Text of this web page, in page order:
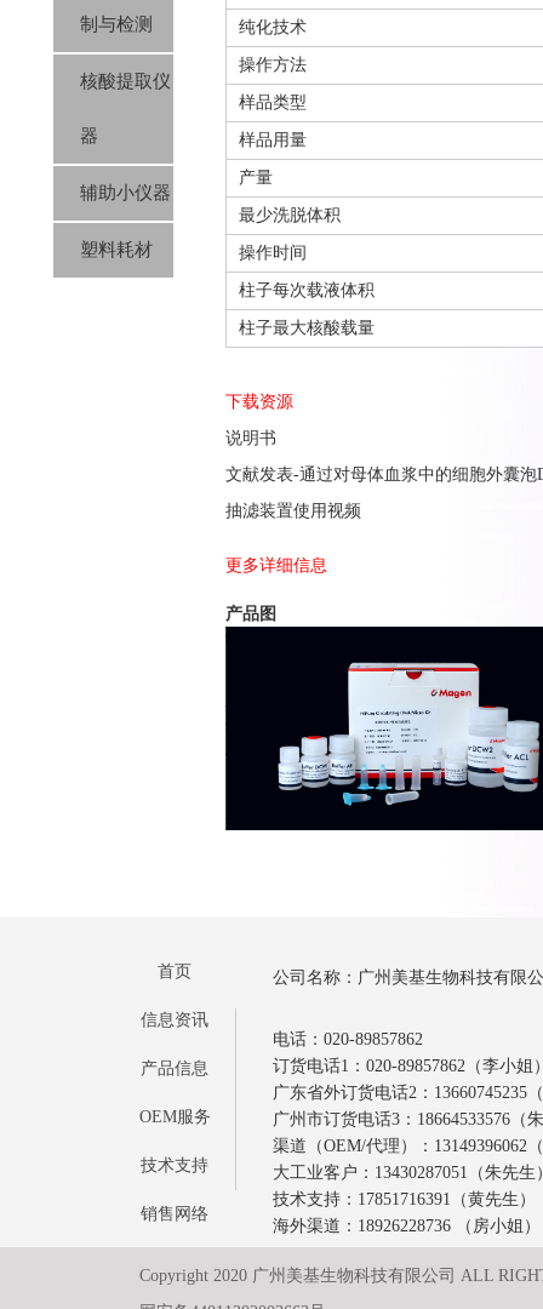
制与检测
核酸提取仪
器
辅助小仪器
塑料耗材
纯化技术
操作方法
样品类型
样品用量
产量
最少洗脱体积
操作时间
柱子每次载液体积
柱子最大核酸载量
下载资源
说明书
文献发表-通过对母体血浆中的细胞外囊
抽滤装置使用视频
更多详细信息
产品图
首页
信息资讯
产品信息
OEM服务
技术支持
销售网络
公司名称：广州美基生物科技有限
电话：020-89857862
订货电话1：020-89857862（李小姐
广东省外订货电话2：13660745235
广州市订货电话3：18664533576（
渠道（OEM/代理）：13149396062
大工业客户：13430287051（朱先生
技术支持：17851716391（黄先生）
海外渠道：18926228736 （房小姐）
Copyright 2020 广州美基生物科技有限公司 ALL